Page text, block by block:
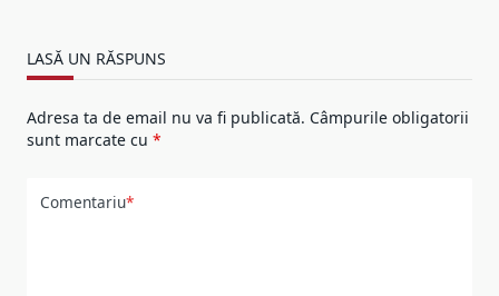
LASĂ UN RĂSPUNS
Adresa ta de email nu va fi publicată. Câmpurile obligatorii
sunt marcate cu *
Comentariu*